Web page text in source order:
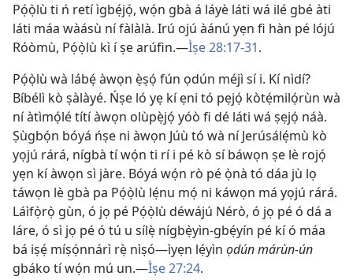
Pọ́ọ̀lù ti ń retí ìgbẹ́jọ́, wọ́n gbà á láyè láti wá ilé gbé àti
láti máa wàásù ní fàlàlà. Irú ojú àánú yẹn fi hàn pé lójú
Róòmù, Pọ́ọ̀lù kì í ṣe arúfin.—Ìṣe 28:17-31.
Pọ́ọ̀lù wà lábẹ́ àwọn ẹ̀ṣọ́ fún ọdún méjì sí i. Kí nìdí?
Bíbélì kò ṣàlàyé. Ńṣe ló yẹ kí ẹni tó pẹjọ́ kòtẹ́milọ́rùn wà
ní àtìmọ́lé títí àwọn olùpẹ̀jọ́ yóò fi dé láti wá ṣẹjọ́ náà.
Ṣùgbọ́n bóyá ńṣe ni àwọn Júù tó wà ní Jerúsálẹ́mù kò
yọjú rárá, nígbà tí wọ́n ti rí i pé kò sí báwọn ṣe lè rojọ́
yẹn kí àwọn sì jàre. Bóyá wọ́n rò pé ọ̀nà tó dáa jù lọ
táwọn lè gbà pa Pọ́ọ̀lù lẹ́nu mọ́ ni káwọn má yọjú rárá.
Láìfọ̀rọ̀ gùn, ó jọ pé Pọ́ọ̀lù déwájú Nérò, ó jọ pé ó dá a
láre, ó sì jọ pé ó tú u sílẹ̀ nígbẹ̀yìn-gbẹ́yín pé kí ó máa
bá iṣẹ́ míṣọ́nnárì rẹ̀ nìṣó—ìyẹn lẹ́yìn ọdún márùn-ún
gbáko tí wọ́n mú un.—Ìṣe 27:24.